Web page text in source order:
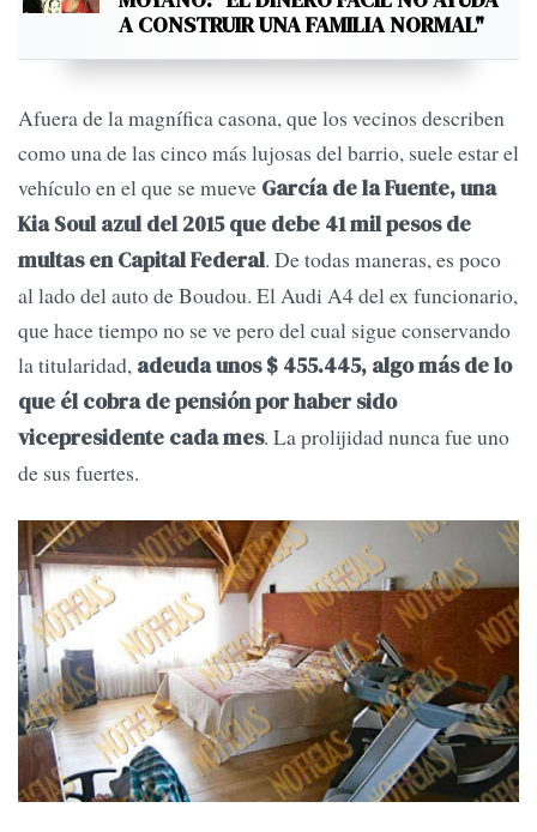
A CONSTRUIR UNA FAMILIA NORMAL"
Afuera de la magnífica casona, que los vecinos describen
como una de las cinco más lujosas del barrio, suele estar el
vehículo en el que se mueve García de la Fuente, una
Kia Soul azul del 2015 que debe 41 mil pesos de
multas en Capital Federal. De todas maneras, es poco
al lado del auto de Boudou. El Audi A4 del ex funcionario,
que hace tiempo no se ve pero del cual sigue conservando
la titularidad, adeuda unos $ 455.445, algo más de lo
que él cobra de pensión por haber sido
vicepresidente cada mes. La prolijidad nunca fue uno
de sus fuertes.